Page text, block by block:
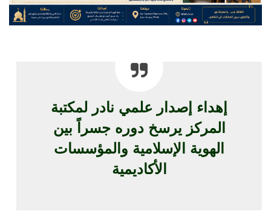
إهداء إصدار علمي نادر لمكتبة
المركز يرسخ دوره جسراً بين
الهوية الإسلامية والمؤسسات
الأكاديمية